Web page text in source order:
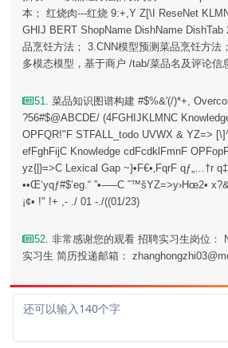
本； 红烧肉---红烧 9:+,Y Z[\I ReseNet
GHIJ BERT ShopName DishName DishTab
品烹饪方法； 3.CNN模型预测菜品烹饪方法
多模态模型，基于商户 /tab/菜品名及评论信
51. 菜品知识图谱构建 #$%&'(/)*+,
?56#$@ABCDE/ (4FGHIJKLMNC
OPFQR!"F STFALL_todo UVWX & YZ=>
efFghFijC Knowledge cdFcdklFmnF
yz{|}=>C Lexical Gap ~}•F€•‚FqrF qƒ„…†r
••Œ‘yqƒ#$’eg.“ ”•–—C ˜™šYZ=>y›Hœ2•
¡¢• !" !+ ,- ./ 01 -./((01/23)
52. 非常感谢您的观看 招聘实习生岗位：
实习生 简历投递邮箱：